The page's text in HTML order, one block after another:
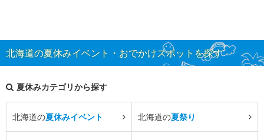
北海道の夏休みイベント・おでかけスポットを探す
夏休みカテゴリから探す
北海道の夏休みイベント 北海道の夏祭り